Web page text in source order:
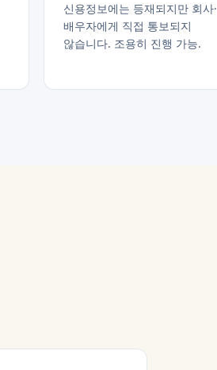
신용정보에는 등재되지만 회사·
배우자에게 직접 통보되지
않습니다. 조용히 진행 가능.